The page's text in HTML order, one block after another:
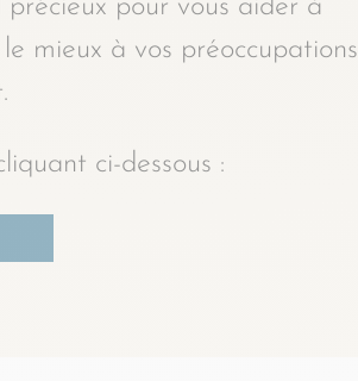
pour vous aider à
mieux à vos préoccupations
ci-dessous :